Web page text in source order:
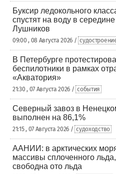
Буксир ледокольного
спустят на воду в
Лушников
09:00 , 08 Августа 2026 /
В Петербурге
беспилотники в рамках
«Акватория»
21:30 , 07 Августа 2026 / события
Северный завоз в
выполнен на 86,1%
21:15 , 07 Августа 2026 / судоходство
ААНИИ: в арктических
массивы сплоченного
свободна ото льда